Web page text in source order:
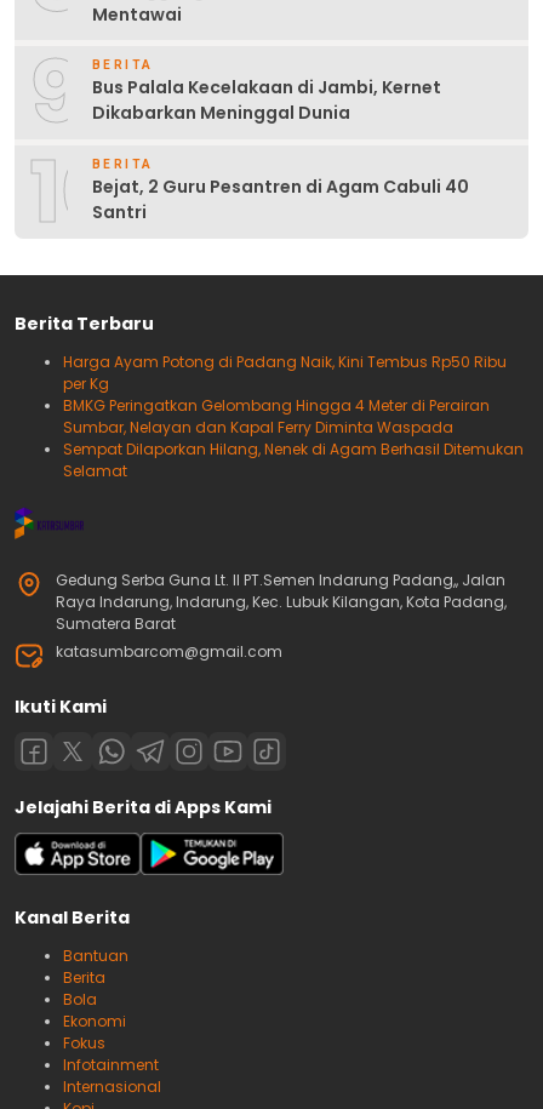
Mentawai
9 BERITA
Bus Palala Kecelakaan di Jambi, Kernet
Dikabarkan Meninggal Dunia
10BERITA
Bejat, 2 Guru Pesantren di Agam Cabuli 40
Santri
Berita Terbaru
Harga Ayam Potong di Padang Naik, Kini Tembus Rp50 Ribu
per Kg
BMKG Peringatkan Gelombang Hingga 4 Meter di Perairan
Sumbar, Nelayan dan Kapal Ferry Diminta Waspada
Sempat Dilaporkan Hilang, Nenek di Agam Berhasil Ditemukan
Selamat
Gedung Serba Guna Lt. II PT.Semen Indarung Padang,, Jalan
Raya Indarung, Indarung, Kec. Lubuk Kilangan, Kota Padang,
Sumatera Barat
katasumbarcom@gmail.com
Ikuti Kami
Jelajahi Berita di Apps Kami
Kanal Berita
Bantuan
Berita
Bola
Ekonomi
Fokus
Infotainment
Internasional